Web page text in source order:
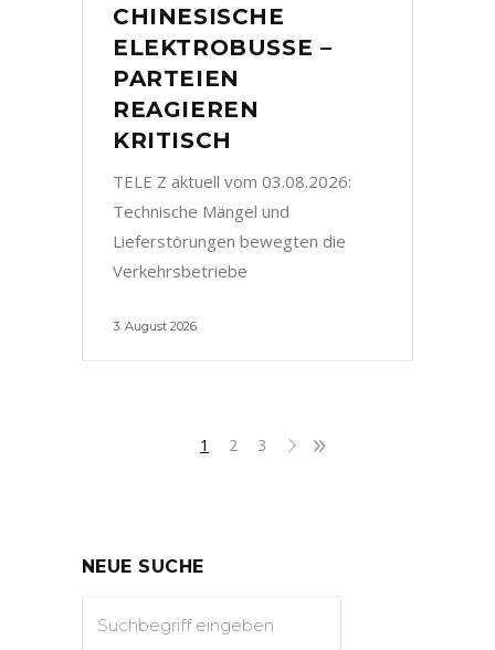
CHINESISCHE
ELEKTROBUSSE –
PARTEIEN
REAGIEREN
KRITISCH
TELE Z aktuell vom 03.08.2026:
Technische Mängel und
Lieferstörungen bewegten die
Verkehrsbetriebe
3. August 2026
1 2 3
NEUE SUCHE